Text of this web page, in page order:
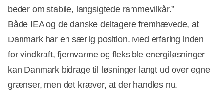
beder om stabile, langsigtede rammevilkår.”
Både IEA og de danske deltagere fremhævede, at
Danmark har en særlig position. Med erfaring inden
for vindkraft, fjernvarme og fleksible energiløsninger
kan Danmark bidrage til løsninger langt ud over egne
grænser, men det kræver, at der handles nu.